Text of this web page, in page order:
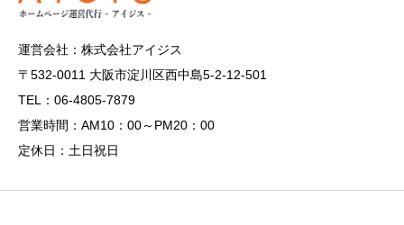
運営会社：株式会社アイジス
〒532-0011 大阪市淀川区西中島5-2-12-501
TEL：06-4805-7879
営業時間：AM10：00～PM20：00
定休日：土日祝日